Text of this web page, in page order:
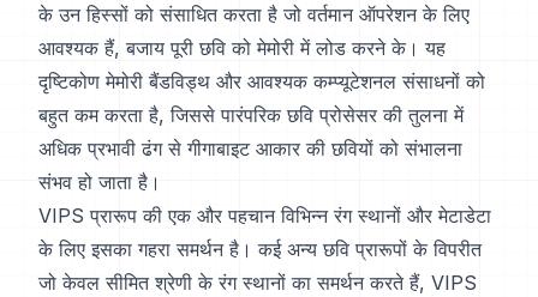
के उन हिस्सों को संसाधित करता है जो वर्तमान ऑपरेशन के लिए
आवश्यक हैं, बजाय पूरी छवि को मेमोरी में लोड करने के। यह
दृष्टिकोण मेमोरी बैंडविड्थ और आवश्यक कम्प्यूटेशनल संसाधनों को
बहुत कम करता है, जिससे पारंपरिक छवि प्रोसेसर की तुलना में
अधिक प्रभावी ढंग से गीगाबाइट आकार की छवियों को संभालना
संभव हो जाता है।
VIPS प्रारूप की एक और पहचान विभिन्न रंग स्थानों और मेटाडेटा
के लिए इसका गहरा समर्थन है। कई अन्य छवि प्रारूपों के विपरीत
जो केवल सीमित श्रेणी के रंग स्थानों का समर्थन करते हैं, VIPS